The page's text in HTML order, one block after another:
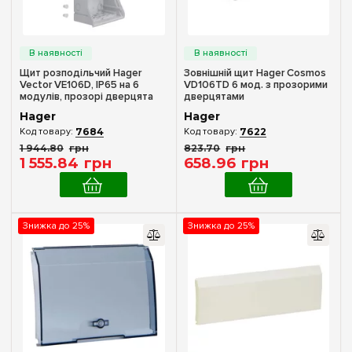
Пустой (+170)
3(+1)
4(+6)
6
8(+15)
18(+16)
22(+3)
24
36
48
54(+7)
Комплектація клемами PE+N
У комплекті
Матеріал корпусу
Пластик(4)
Щит розподільчий Hager
Vector VE106D, IP65 на 6
модулів, прозорі дверцята
Hager
7684
1 944.80 грн
1 555.84 грн
Зовнішній щит Hager Cosmos
VD106TD 6 мод. з прозорими
дверцятами
Hager
7622
823.70 грн
658.96 грн
Знижка до 25% Знижка до 25%